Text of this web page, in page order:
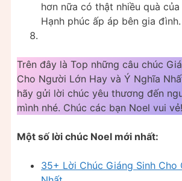
hơn nữa có thật nhiều quà
Hạnh phúc ấp áp bên gia đình.
Trên đây là Top những câu chúc
Cho Người Lớn Hay và Ý Nghĩa
hãy gửi lời chúc yêu thương đến
mình nhé. Chúc các bạn Noel vui vẻ!
Một số lời chúc Noel mới nhất:
35+ Lời Chúc Giáng Sinh Cho